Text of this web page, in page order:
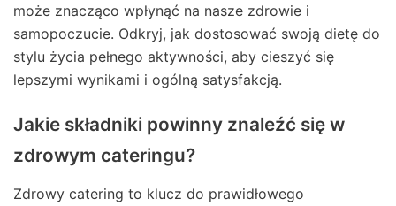
może znacząco wpłynąć na nasze zdrowie i
samopoczucie. Odkryj, jak dostosować swoją dietę do
stylu życia pełnego aktywności, aby cieszyć się
lepszymi wynikami i ogólną satysfakcją.
Jakie składniki powinny znaleźć się w
zdrowym cateringu?
Zdrowy catering to klucz do prawidłowego